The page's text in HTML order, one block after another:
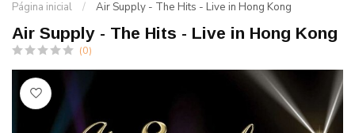
Página inicial / Air Supply - The Hits - Live in Hong Kong
Air Supply - The Hits - Live in Hong Kong
(0)